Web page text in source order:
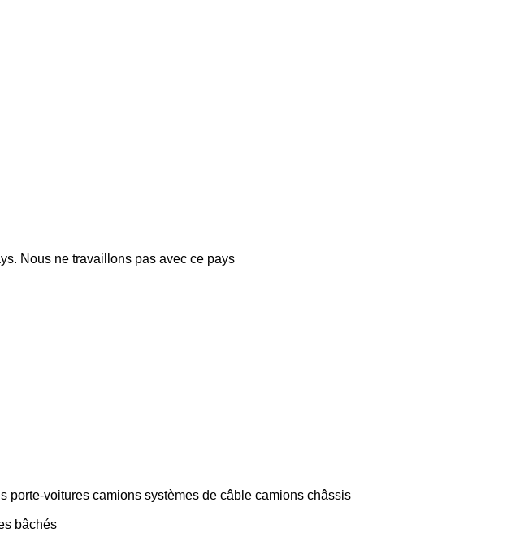
Nous ne travaillons pas avec ce pays
porte-voitures camions systèmes de câble camions châssis
bâchés